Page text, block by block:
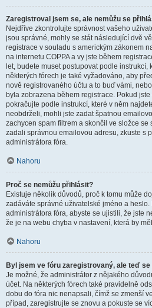
Zaregistroval jsem se, ale nemůžu se
Nejdříve zkontrolujte správnost vašeho
jsou správné, mohly se stát následující dvě
registrace v souladu s americkým zákonem
na internetu COPPA a vy jste během
let, budete muset postupovat podle
některých fórech je také vyžadováno, aby
nově registrovaného účtu a to buď vámi,
byla zobrazena během registrace. Pokud
pokračujte podle instrukcí, které v něm
neobdrželi, mohli jste zadat špatnou
zachycen spam filtrem a skončil ve složce se
zadali správnou emailovou adresu, zkuste s
administrátora fóra.
Nahoru
Proč se nemůžu přihlásit?
Existuje několik důvodů, proč k tomu může
zadáváte správné uživatelské jméno a heslo.
administrátora fóra, abyste se ujistili, že jste
že je na webu chyba v nastavení, která by
Nahoru
Byl jsem ve fóru zaregistrovaný, ale teď
Je možné, že administrátor z nějakého
účet. Na některých fórech také pravidelně
dobu do fóra nic nenapsali, čímž se zmenší
případ, zaregistrujte se znovu a pokuste se